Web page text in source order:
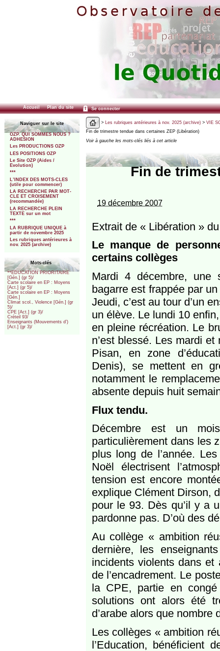
Accueil Plan du site Se connecter
Naviguer sur le site
OZP. QUI SOMMES NOUS ?
ADHESION
Les PRODUCTIONS OZP
LES POSITIONS OZP
Le Site OZP (Aides /
Evolution)
***
L’INDEX DES MOTS-CLES
(utile pour commencer)
LA RECHERCHE PAR MOT-
CLE ET CROISEMENT
(recommandée)
LA RECHERCHE PLEIN
TEXTE sur un mot
***
LA RUBRIQUE UNIQUE à
partir de novembre 2025
Les rubriques antérieures à
nov. 2025 (archive)
Mots-clés
**EDUCATION PRIORITAIRE
[Gén.] (gr 5)/
Carte scolaire en EP : Moyens
[Act.] (gr 5)/
Carte scolaire en EP : Moyens
[Gén.]
Climat scol., Violence [Gén.] (gr
5)/
CPE [Act.] (gr 3)/
Créteil 93/
Enseignants (Mouvements d’)
[Act.] (gr 3)/
> Les rubriques antérieures à nov. 2025 (archive)> VIE
Fin de trimestre tendue dans certaines ZEP (Libération)
Voir à gauche les mots-clés liés à cet article
Fin de
19 décembre 2007
Extrait de « Libération »
Le manque de
certains collèges
Mardi 4 décembre, une
bagarre est frappée par
Jeudi, c’est au tour d’un
un élève. Le lundi 10
en pleine récréation. Le
n’est blessé. Les mardi
Pisan, en zone
Denis), se mettent en
notamment le
absente depuis huit
Flux tendu.
Décembre est un
particulièrement dans les
plus long de l’année.
Noël électrisent
tension est encore
explique Clément Dirson,
pour le 93. Dès qu’il y a
pardonne pas. D’où des
Au collège « ambition
dernière, les
incidents violents dans et
de l’encadrement. Le
la CPE, partie en congé
solutions ont alors été
d’arabe alors que nombre
Les collèges « ambition
l’Education, bénéficient